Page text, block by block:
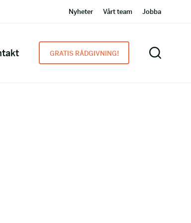
Nyheter Vårt team Jobba
GRATIS RÅDGIVNING!